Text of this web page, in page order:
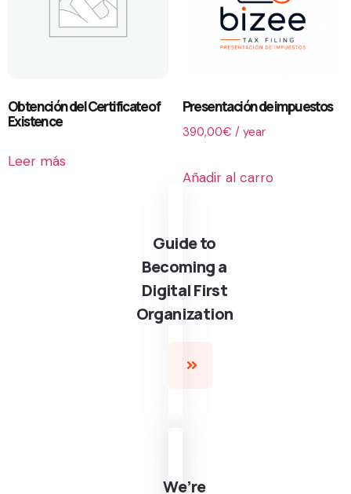
Obtención del Certificate of
Existence
Leer más
Presentación de impuestos
390,00€ / year
Añadir al carro
Guide to
Becoming a
Digital First
Organization
We’re